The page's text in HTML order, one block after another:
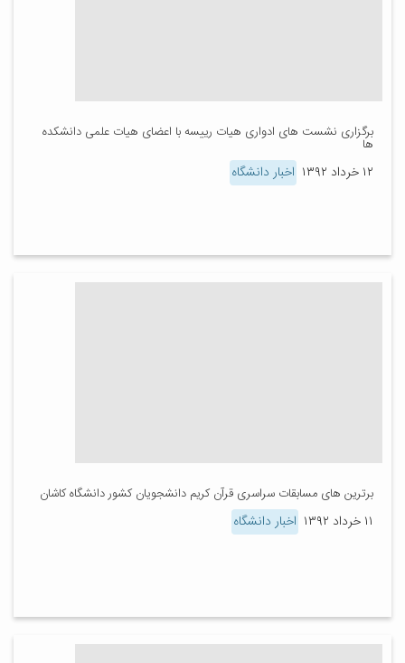
برگزاری نشست های ادواری هیات رییسه با اعضای هیات علمی دانشکده
ها
۱۲ خرداد ۱۳۹۲ اخبار دانشگاه
برترین های مسابقات سراسری قرآن کریم دانشجویان کشور دانشگاه کاشان
۱۱ خرداد ۱۳۹۲ اخبار دانشگاه